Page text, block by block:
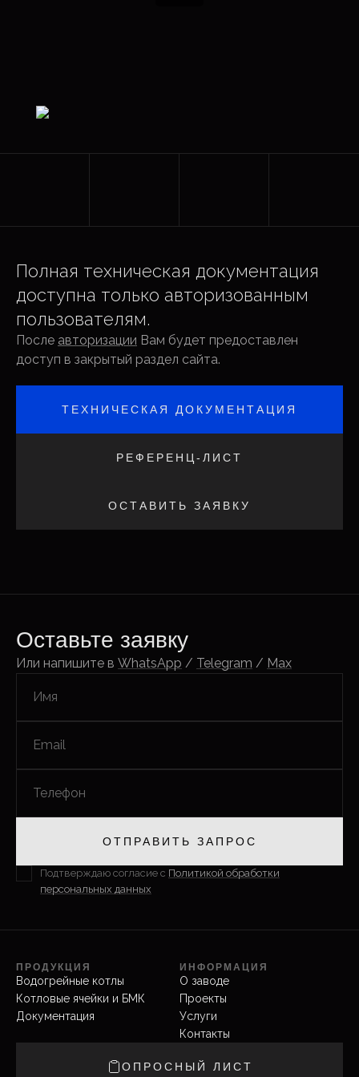
ТЕХНИЧЕСКАЯ ДОКУМЕНТАЦИЯ
РЕФЕРЕНЦ-ЛИСТ
ОСТАВИТЬ ЗАЯВКУ
Полная техническая документация
доступна только авторизованным
пользователям.
После авторизации Вам будет предоставлен
доступ в закрытый раздел сайта.
Оставьте заявку
Или напишите в WhatsApp / Telegram / Max
Имя
Email
Телефон
ОТПРАВИТЬ ЗАПРОС
Подтверждаю согласие с Политикой обработки
персональных данных
ПРОДУКЦИЯ
Водогрейные котлы
Котловые ячейки и БМК
Документация
ИНФОРМАЦИЯ
О заводе
Проекты
Услуги
Контакты
ОПРОСНЫЙ ЛИСТ